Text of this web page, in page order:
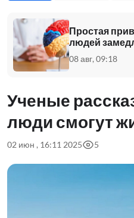
Простая
людей
08 авг, 09:18
Ученые
люди смогут
02 июн , 16:11 2025 5